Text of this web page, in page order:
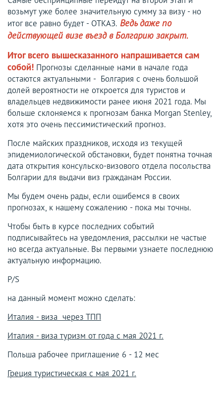
возьмут уже более значительную сумму за визу - но
итог все равно будет - ОТКАЗ. Ведь даже по
действующей визе въезд в Болгарию закрыт.
Итог всего вышесказанного напрашивается сам
собой! Прогнозы сделанные нами в начале года
остаются актуальными - Болгария с очень большой
долей вероятности не откроется для туристов и
владельцев недвижимости ранее июня 2021 года. Мы
больше склоняемся к прогнозам банка Morgan Stenley,
хотя это очень пессимистический прогноз.
После майских праздников, исходя из текущей
эпидемиологической обстановки, будет понятна точная
дата открытия консульско-визового отдела посольства
Болгарии для выдачи виз гражданам России.
Мы будем очень рады, если ошибемся в своих
прогнозах, к нашему сожалению - пока мы точны.
Чтобы быть в курсе последних событий
подписывайтесь на уведомления, рассылки не частые
но всегда актуальные. Вы первыми узнаете последнюю
актуальную информацию.
P/S
на данный момент можно сделать:
Италия - виза через ТПП
Италия - виза туризм от года с мая 2021 г.
Польша рабочее приглашение 6 - 12 мес
Греция туристическая с мая 2021 г.